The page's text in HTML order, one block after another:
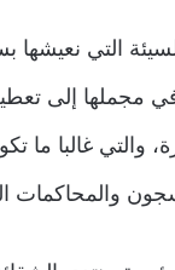
التي
مجملها إلى
والتي غالبا ما
والمحاكمات